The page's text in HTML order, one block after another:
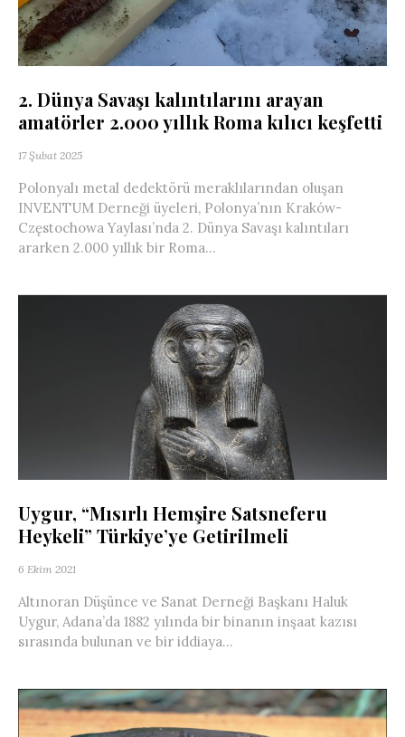
2. Dünya Savaşı kalıntılarını arayan
amatörler 2.000 yıllık Roma kılıcı keşfetti
17 Şubat 2025
Polonyalı metal dedektörü meraklılarından oluşan
INVENTUM Derneği üyeleri, Polonya’nın Kraków-
Częstochowa Yaylası’nda 2. Dünya Savaşı kalıntıları
ararken 2.000 yıllık bir Roma...
Uygur, “Mısırlı Hemşire Satsneferu
Heykeli” Türkiye’ye Getirilmeli
6 Ekim 2021
Altınoran Düşünce ve Sanat Derneği Başkanı Haluk
Uygur, Adana’da 1882 yılında bir binanın inşaat kazısı
sırasında bulunan ve bir iddiaya...